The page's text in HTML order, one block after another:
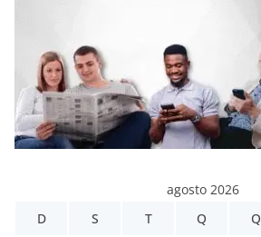
agosto 2026
D
S T Q Q